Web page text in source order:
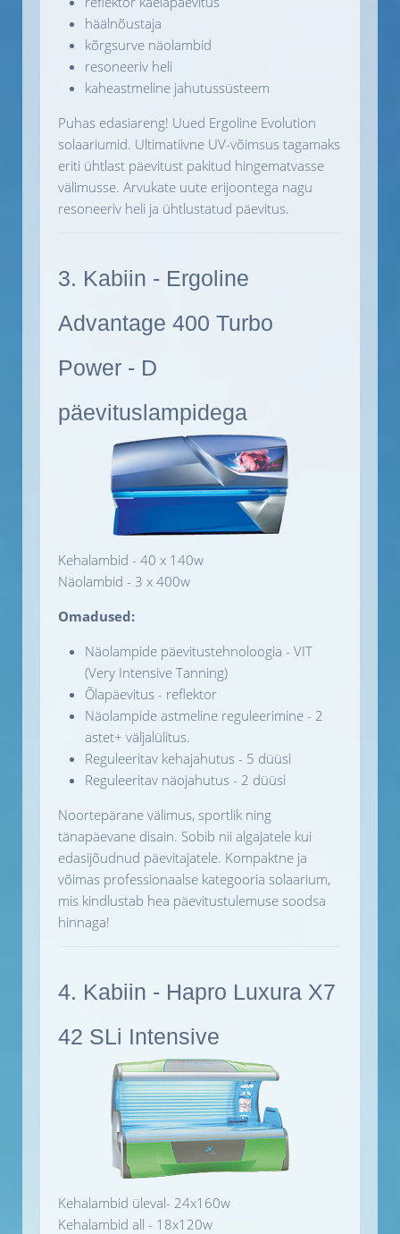
häälnõustaja
kõrgsurve näolambid
resoneeriv heli
kaheastmeline jahutussüsteem
Puhas edasiareng! Uued Ergoline Evolution
solaariumid. Ultimatiivne UV-võimsus tagamaks
eriti ühtlast päevitust pakitud hingematvasse
välimusse. Arvukate uute erijoontega nagu
resoneeriv heli ja ühtlustatud päevitus.
3. Kabiin - Ergoline
Advantage 400 Turbo
Power - D
päevituslampidega
Kehalambid - 40 x 140w
Näolambid - 3 x 400w
Omadused:
Näolampide päevitustehnoloogia - VIT
(Very Intensive Tanning)
Õlapäevitus - reflektor
Näolampide astmeline reguleerimine - 2
astet+ väljalülitus.
Reguleeritav kehajahutus - 5 düüsi
Reguleeritav näojahutus - 2 düüsi
Noortepärane välimus, sportlik ning
tänapäevane disain. Sobib nii algajatele kui
edasijõudnud päevitajatele. Kompaktne ja
võimas professionaalse kategooria solaarium,
mis kindlustab hea päevitustulemuse soodsa
hinnaga!
4. Kabiin - Hapro Luxura X7
42 SLi Intensive
Kehalambid üleval- 24x160w
Kehalambid all - 18x120w